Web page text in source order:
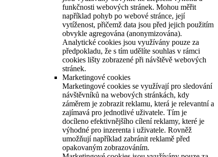
funkčnosti webových stránek. Mohou měřit
například pohyb po webové stránce, její
vytíženost, přičemž data jsou před jejich použitím
obvykle agregována (anonymizována).
Analytické cookies jsou využívány pouze za
předpokladu, že s tím udělíte souhlas v rámci
cookies lišty zobrazené při návštěvě webových
stránek.
Marketingové cookies
Marketingové cookies se využívají pro sledování
návštěvníků na webových stránkách, kdy
záměrem je zobrazit reklamu, která je relevantní a
zajímavá pro jednotlivé uživatele. Tím je
docíleno efektivnějšího cílení reklamy, které je
výhodné pro inzerenta i uživatele. Rovněž
umožňují například zabránit reklamě před
opakovaným zobrazováním.